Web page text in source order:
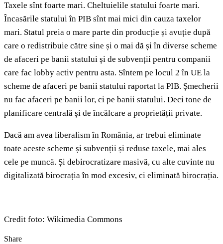
Taxele sînt foarte mari. Cheltuielile statului foarte mari.
Încasările statului în PIB sînt mai mici din cauza taxelor
mari. Statul preia o mare parte din producție și avuție după
care o redistribuie către sine și o mai dă și în diverse scheme
de afaceri pe banii statului și de subvenții pentru companii
care fac lobby activ pentru asta. Sîntem pe locul 2 în UE la
scheme de afaceri pe banii statului raportat la PIB. Șmecherii
nu fac afaceri pe banii lor, ci pe banii statului. Deci tone de
planificare centrală și de încălcare a proprietății private.
Dacă am avea liberalism în România, ar trebui eliminate
toate aceste scheme și subvenții și reduse taxele, mai ales
cele pe muncă. Și debirocratizare masivă, cu alte cuvinte nu
digitalizată birocrația în mod excesiv, ci eliminată birocrația.
Credit foto: Wikimedia Commons
Share